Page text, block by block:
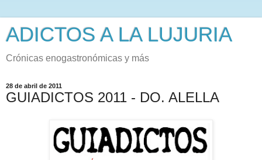
ADICTOS A LA LUJURIA
Crónicas enogastronómicas y más
28 de abril de 2011
GUIADICTOS 2011 - DO. ALELLA